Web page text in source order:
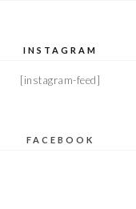
INSTAGRAM
[instagram-feed]
FACEBOOK